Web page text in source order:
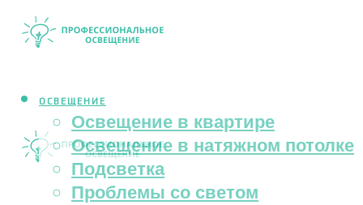
ОСВЕЩЕНИЕ
Освещение в квартире
Освещение в натяжном потолке
Подсветка
Проблемы со светом